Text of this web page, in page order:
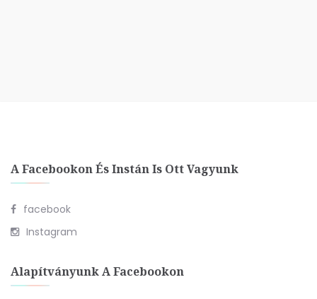
A Facebookon És Instán Is Ott Vagyunk
facebook
Instagram
Alapítványunk A Facebookon